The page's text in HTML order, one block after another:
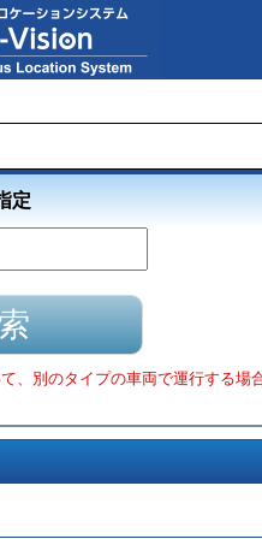
定
、別のタイプの車両で運行する場